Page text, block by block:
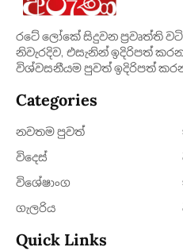
රටේ ලෝකේ සිදුවන ප්‍රවෘත්ති
නිවැරදිව, එසැනින් ඉදිරිපත්
විශ්වසනීයම පුවත් ඉදිරිපත්
Categories
නවතම පුවත්
විදෙස්
විශේෂාංග
ගැලරිය
Quick Links